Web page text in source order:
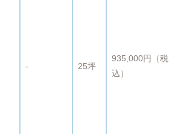
‐ 25坪
935,000円（税
込）